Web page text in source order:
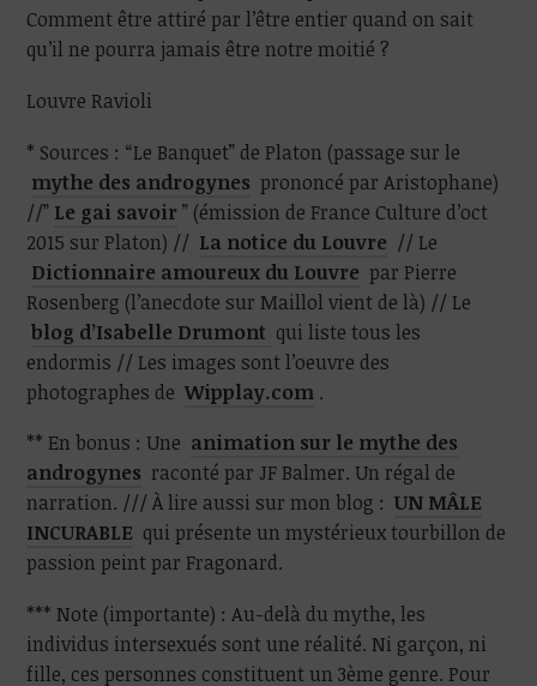
Comment être attiré par l’être entier quand on sait
qu’il ne pourra jamais être notre moitié ?
Louvre Ravioli
* Sources : “Le Banquet” de Platon (passage sur le
mythe des androgynes prononcé par Aristophane)
//” Le gai savoir ” (émission de France Culture d’oct
2015 sur Platon) // La notice du Louvre // Le
Dictionnaire amoureux du Louvre par Pierre
Rosenberg (l’anecdote sur Maillol vient de là) // Le
blog d’Isabelle Drumont qui liste tous les
endormis // Les images sont l’oeuvre des
photographes de Wipplay.com .
** En bonus : Une animation sur le mythe des
androgynes raconté par JF Balmer. Un régal de
narration. /// À lire aussi sur mon blog : UN MÂLE
INCURABLE qui présente un mystérieux tourbillon de
passion peint par Fragonard.
*** Note (importante) : Au-delà du mythe, les
individus intersexués sont une réalité. Ni garçon, ni
fille, ces personnes constituent un 3ème genre. Pour